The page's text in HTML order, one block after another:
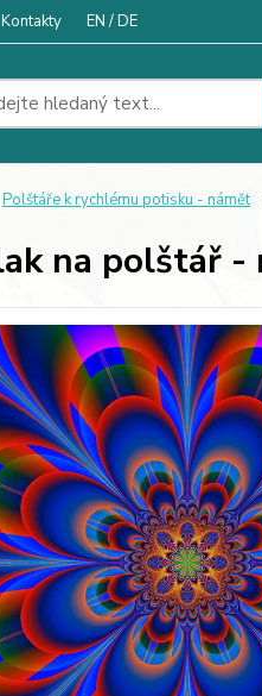
Kontakty EN / DE
Polštáře k rychlému potisku - námět
na polštář -